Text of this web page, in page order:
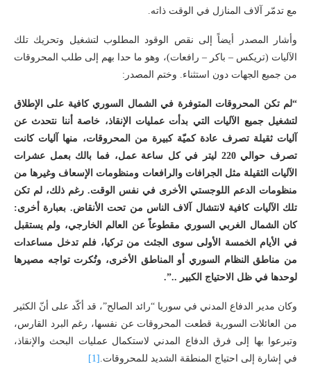
مع تدمّر آلاف المنازل في الوقت ذاته.
وأشار المصدر أيضاً إلى نقص الوقود المطلوب لتشغيل وتحريك تلك
الآليات (تريكس – باكر – رافعات)، وهو ما حدا بهم إلى طلب المحروقات
من جميع الجهات دون استثناء. وختم المصدر:
“لم تكن المحروقات المتوفرة في الشمال السوري كافية على الإطلاق
لتشغيل جميع الآليات التي بدأت عمليات الإنقاذ، خاصة أننا نتحدث عن
آليات ثقيلة تصرف عادة كميّة كبيرة من المحروقات، منها آليات كانت
تصرف حوالي 220 ليتر في كل ساعة عمل، فما بالك بعمل عشرات
الآليات الثقيلة مثل الجرافات والرافعات ومنظومات الإسعاف وغيرها من
منظومات الدعم اللوجستي الأخرى في نفس الوقت. رغم ذلك، لم تكن
تلك الآليات كافية لانتشال آلاف الناس من تحت الأنقاض. بعبارة أخرى:
كان الشمال الغربي السوري مقطوعاً عن العالم الخارجي، ولم يستقبل
في الأيام الخمسة الأولى سوى الجثث من تركيا، فلم تدخل مساعدات
من مناطق النظام السوري أو المناطق الأخرى، وتُكرت تواجه مصيرها
لوحدها في ظل الاحتياج الكبير ..”.
وكان مدير الدفاع المدني في سوريا “رائد الصالح”، قد أكّد على أنّ الكثير
من العائلات السورية قطعت المحروقات عن نفسها، رغم البرد القارس،
وتبرعوا بها إلى فرق الدفاع المدني لاستكمال عمليات البحث والإنقاذ،
في إشارة إلى احتياج المنطقة الشديد للمحروقات. [1]